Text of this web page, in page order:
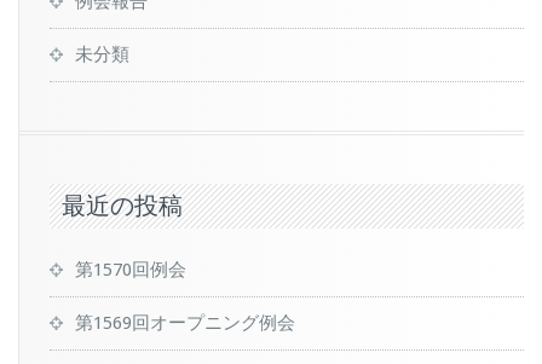
未分類
最近の投稿
第1570回例会
第1569回オープニング例会